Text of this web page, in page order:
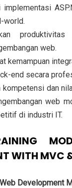
implementasi
world.
web.
kemampuan
end secara
kompetensi dan
web
di industri IT.
WITH MVC
Development